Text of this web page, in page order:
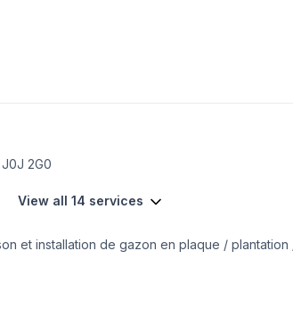
2G0
View all 14 services
et installation de gazon en plaque / plantation